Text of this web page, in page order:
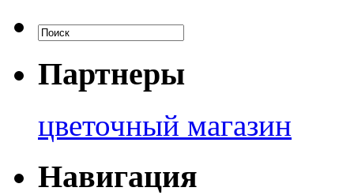
Партнеры
цветочный магазин
Навигация